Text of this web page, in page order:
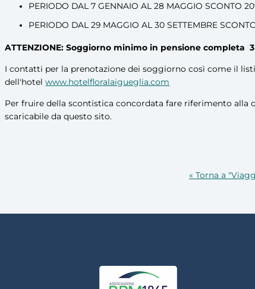
PERIODO DAL 7 GENNAIO AL 28 MAGGIO SCONTO
PERIODO DAL 29 MAGGIO AL 30 SETTEMBRE
ATTENZIONE: Soggiorno minimo in pensione completa
I contatti per la prenotazione dei soggiorno così come il
dell'hotelwww.hotelfloralaigueglia.com
Per fruire della scontistica concordata fare riferimento alla
scaricabile da questo sito.
« Torna a